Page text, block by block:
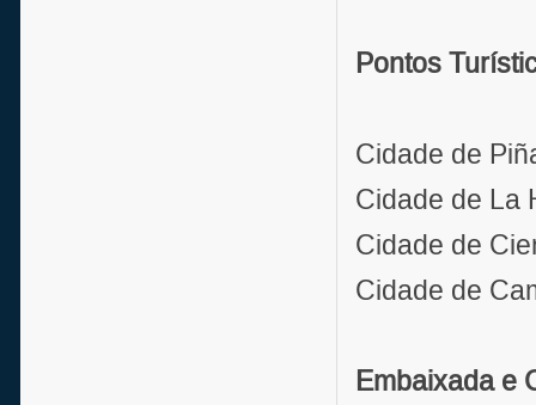
Pontos
Cidade de
Cidade de La
Cidade de
Cidade de
Embaixada e